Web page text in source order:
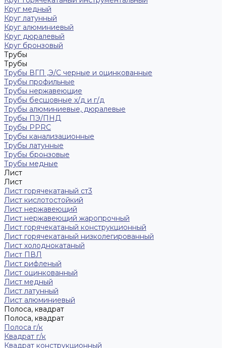
Круг медный
Круг латунный
Круг алюминиевый
Круг дюралевый
Круг бронзовый
Трубы
Трубы
Трубы ВГП ,Э/С черные и оцинкованные
Трубы профильные
Трубы нержавеющие
Трубы бесшовные х/д и г/д
Трубы алюминиевые, дюралевые
Трубы ПЭ/ПНД
Трубы PPRC
Трубы канализационные
Трубы латунные
Трубы бронзовые
Трубы медные
Лист
Лист
Лист горячекатаный ст3
Лист кислотостойкий
Лист нержавеющий
Лист нержавеющий жаропрочный
Лист горячекатаный конструкционный
Лист горячекатаный низколегированный
Лист холоднокатаный
Лист ПВЛ
Лист рифленый
Лист оцинкованный
Лист медный
Лист латунный
Лист алюминиевый
Полоса, квадрат
Полоса, квадрат
Полоса г/к
Квадрат г/к
Квадрат конструкционный